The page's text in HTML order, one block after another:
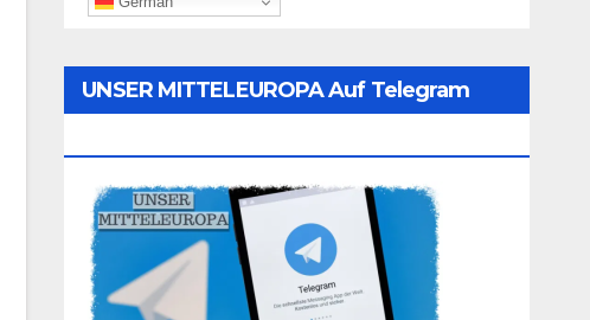
UNSER MITTELEUROPA Auf Telegram